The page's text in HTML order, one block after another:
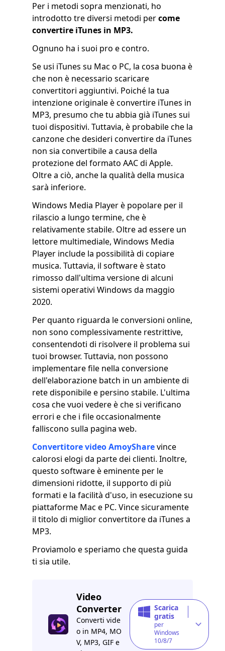
Per i metodi sopra menzionati, ho
introdotto tre diversi metodi percome
convertire iTunes in MP3.
Ognuno ha i suoi pro e contro.
Se usi iTunes su Mac o PC, la cosa buona è
che non è necessario scaricare
convertitori aggiuntivi. Poiché la tua
intenzione originale è convertire iTunes in
MP3, presumo che tu abbia già iTunes sui
tuoi dispositivi. Tuttavia, è probabile che la
canzone che desideri convertire da iTunes
non sia convertibile a causa della
protezione del formato AAC di Apple.
Oltre a ciò, anche la qualità della musica
sarà inferiore.
Windows Media Player è popolare per il
rilascio a lungo termine, che è
relativamente stabile. Oltre ad essere un
lettore multimediale, Windows Media
Player include la possibilità di copiare
musica. Tuttavia, il software è stato
rimosso dall'ultima versione di alcuni
sistemi operativi Windows da maggio
2020.
Per quanto riguarda le conversioni online,
non sono complessivamente restrittive,
consentendoti di risolvere il problema sui
tuoi browser. Tuttavia, non possono
implementare file nella conversione
dell'elaborazione batch in un ambiente di
rete disponibile e persino stabile. L'ultima
cosa che vuoi vedere è che si verificano
errori e che i file occasionalmente
falliscono sulla pagina web.
Convertitore video AmoySharevince
calorosi elogi da parte dei clienti. Inoltre,
questo software è eminente per le
dimensioni ridotte, il supporto di più
formati e la facilità d'uso, in esecuzione su
piattaforme Mac e PC. Vince sicuramente
il titolo di miglior convertitore da iTunes a
MP3.
Proviamolo e speriamo che questa guida
ti sia utile.
Video
Converter
Converti vide
o in MP4, MO
V, MP3, GIF e
Scarica
gratis
per
Windows
10/8/7